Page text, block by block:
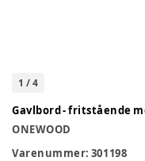
1 /4
Gavlbord - fritstående
ONEWOOD
Varenummer: 301198